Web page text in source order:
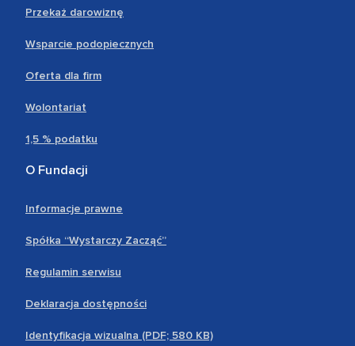
Przekaż darowiznę
Wsparcie podopiecznych
Oferta dla firm
Wolontariat
1,5 % podatku
O Fundacji
Informacje prawne
Spółka “Wystarczy Zacząć”
Regulamin serwisu
Deklaracja dostępności
Identyfikacja wizualna (PDF; 580 KB)